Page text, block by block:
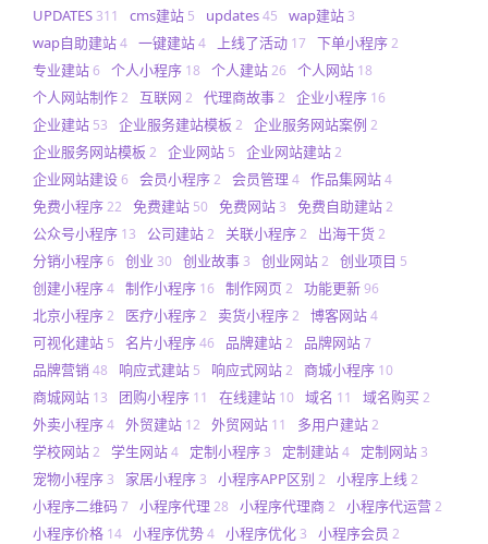
UPDATES 311 cms建站 5 updates45 wap建站 3
wap自助建站4 一键建站4 上线了活动 17 下单小程序2
专业建站6 个人小程序 18 个人建站26 个人网站 18
个人网站制作2 互联网 2 代理商故事2 企业小程序 16
企业建站 53 企业服务建站模板 2 企业服务网站案例 2
企业服务网站模板 2 企业网站 5 企业网站建站2
企业网站建设6 会员小程序2 会员管理 4 作品集网站4
免费小程序22 免费建站 50 免费网站 3 免费自助建站2
公众号小程序 13 公司建站2 关联小程序2 出海干货2
分销小程序6 创业 30 创业故事 3 创业网站2 创业项目 5
创建小程序4 制作小程序 16 制作网页 2 功能更新96
北京小程序2 医疗小程序2 卖货小程序2 博客网站4
可视化建站 5 名片小程序46 品牌建站2 品牌网站7
品牌营销 48 响应式建站 5 响应式网站2 商城小程序 10
商城网站 13 团购小程序 11 在线建站 10 域名 11 域名购买2
外卖小程序4 外贸建站 12 外贸网站 11 多用户建站2
学校网站2 学生网站4 定制小程序 3 定制建站4 定制网站 3
宠物小程序 3 家居小程序 3 小程序APP区别 2 小程序上线 2
小程序二维码7 小程序代理 28 小程序代理商2 小程序代运营2
小程序价格 14 小程序优势4 小程序优化 3 小程序会员 2